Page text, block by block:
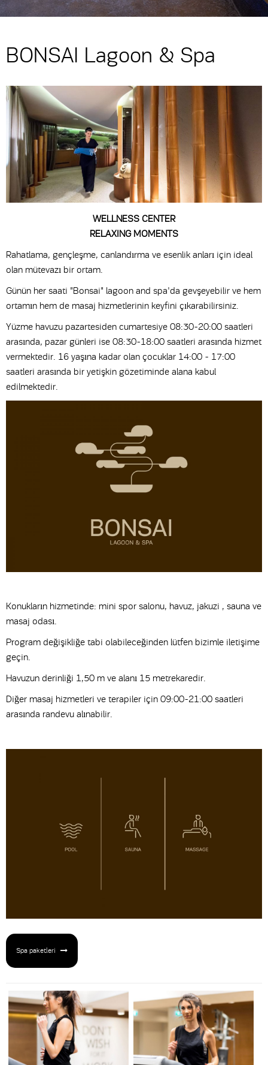
BONSAI Lagoon & Spa
WELLNESS CENTER
RELAXING MOMENTS
Rahatlama, gençleşme, canlandırma ve esenlik anları için ideal
olan mütevazı bir ortam.
Günün her saati "Bonsai" lagoon and spa'da gevşeyebilir ve hem
ortamın hem de masaj hizmetlerinin keyfini çıkarabilirsiniz.
Yüzme havuzu pazartesiden cumartesiye 08:30-20:00 saatleri
arasında, pazar günleri ise 08:30-18:00 saatleri arasında hizmet
vermektedir. 16 yaşına kadar olan çocuklar 14:00 - 17:00
saatleri arasında bir yetişkin gözetiminde alana kabul
edilmektedir.
Konukların hizmetinde: mini spor salonu, havuz, jakuzi , sauna ve
masaj odası.
Program değişikliğe tabi olabileceğinden lütfen bizimle iletişime
geçin.
Havuzun derinliği 1,50 m ve alanı 15 metrekaredir.
Diğer masaj hizmetleri ve terapiler için 09:00-21:00 saatleri
arasında randevu alınabilir.
Spa paketleri